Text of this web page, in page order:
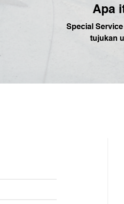
Apa
Special
tujukan